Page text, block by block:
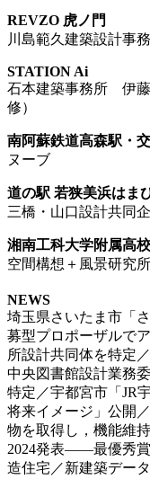
REVZO 虎ノ門
川島範久建築設計事
STATION Ai
石本建築事務所 伊藤
修）
南阿蘇鉄道高森駅・
ヌーブ
道の駅 若狭美浜はま
三橋・山口設計共同
湘南工科大学附属高
空間構想＋風景研究所
NEWS
埼玉県さいたま市「
募型プロポーザルで
所設計共同体を特定
中央図書館設計業務
特定／宇都宮市「JR
将来イメージ」公開
物を取得し，機能維
2024発表――最優秀
造住宅／新建築デー